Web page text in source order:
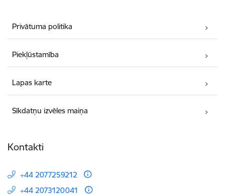
Privātuma politika
Piekļūstamība
Lapas karte
Sīkdatņu izvēles maiņa
Kontakti
+44 2077259212
+44 2073120041